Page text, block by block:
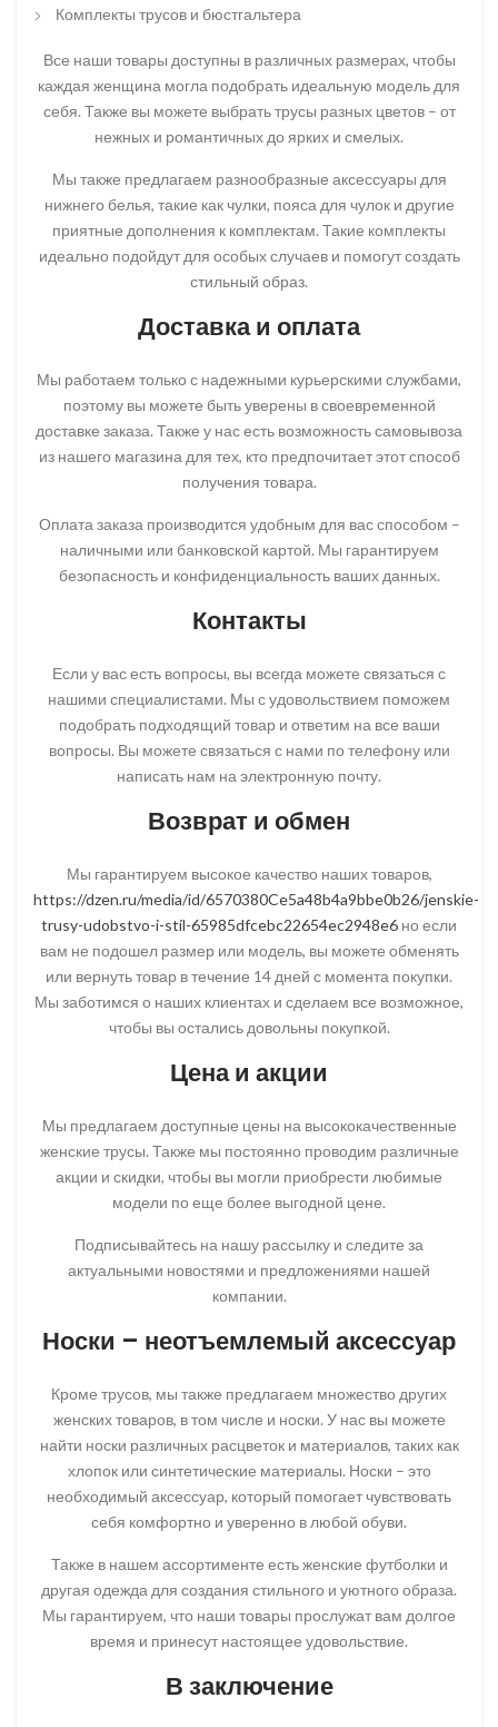
Комплекты трусов и бюстгальтера
Все наши товары доступны в различных размерах, чтобы
каждая женщина могла подобрать идеальную модель для
себя. Также вы можете выбрать трусы разных цветов – от
нежных и романтичных до ярких и смелых.
Мы также предлагаем разнообразные аксессуары для
нижнего белья, такие как чулки, пояса для чулок и другие
приятные дополнения к комплектам. Такие комплекты
идеально подойдут для особых случаев и помогут создать
стильный образ.
Доставка и оплата
Мы работаем только с надежными курьерскими службами,
поэтому вы можете быть уверены в своевременной
доставке заказа. Также у нас есть возможность самовывоза
из нашего магазина для тех, кто предпочитает этот способ
получения товара.
Оплата заказа производится удобным для вас способом –
наличными или банковской картой. Мы гарантируем
безопасность и конфиденциальность ваших данных.
Контакты
Если у вас есть вопросы, вы всегда можете связаться с
нашими специалистами. Мы с удовольствием поможем
подобрать подходящий товар и ответим на все ваши
вопросы. Вы можете связаться с нами по телефону или
написать нам на электронную почту.
Возврат и обмен
Мы гарантируем высокое качество наших товаров,
https://dzen.ru/media/id/6570380Ce5a48b4a9bbe0b26/jenskie-
trusy-udobstvo-i-stil-65985dfcebc22654ec2948e6 но если
вам не подошел размер или модель, вы можете обменять
или вернуть товар в течение 14 дней с момента покупки.
Мы заботимся о наших клиентах и сделаем все возможное,
чтобы вы остались довольны покупкой.
Цена и акции
Мы предлагаем доступные цены на высококачественные
женские трусы. Также мы постоянно проводим различные
акции и скидки, чтобы вы могли приобрести любимые
модели по еще более выгодной цене.
Подписывайтесь на нашу рассылку и следите за
актуальными новостями и предложениями нашей
компании.
Носки – неотъемлемый аксессуар
Кроме трусов, мы также предлагаем множество других
женских товаров, в том числе и носки. У нас вы можете
найти носки различных расцветок и материалов, таких как
хлопок или синтетические материалы. Носки – это
необходимый аксессуар, который помогает чувствовать
себя комфортно и уверенно в любой обуви.
Также в нашем ассортименте есть женские футболки и
другая одежда для создания стильного и уютного образа.
Мы гарантируем, что наши товары прослужат вам долгое
время и принесут настоящее удовольствие.
В заключение